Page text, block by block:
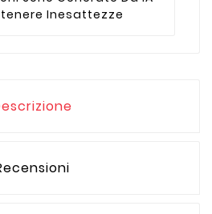
Inesattezze